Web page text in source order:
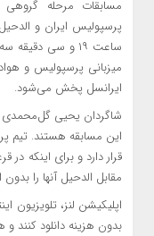
مسابقات مرحله گروهی
پرسپولیس ایران و
میزبانی پرسپولیس و
ایرانسل پخش می‌شود.
شاگردان یحیی گل‌محمدی
این مسابقه هستند. تیم
قرار دارد و برای اینکه در
مقابل الدحیل آنها را
اپلیکیشن لنز، تلویزیون
بدون هزینه دانلود کنند